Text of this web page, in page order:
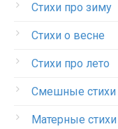
Стихи про зиму
Стихи о весне
Стихи про лето
Смешные стихи
Матерные стихи